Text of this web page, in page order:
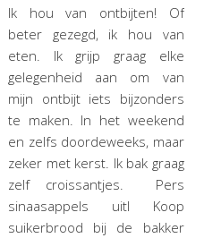
Ik hou van ontbijten! Of
beter gezegd, ik hou van
eten. Ik grijp graag elke
gelegenheid aan om van
mijn ontbijt iets bijzonders
te maken. In het weekend
en zelfs doordeweeks, maar
zeker met kerst. Ik bak graag
zelf croissantjes. Pers
sinaasappels uitl Koop
suikerbrood bij de bakker